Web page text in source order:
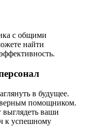
с общими
найти
в будущее.
помощником.
выглядеть ваши
к успешному